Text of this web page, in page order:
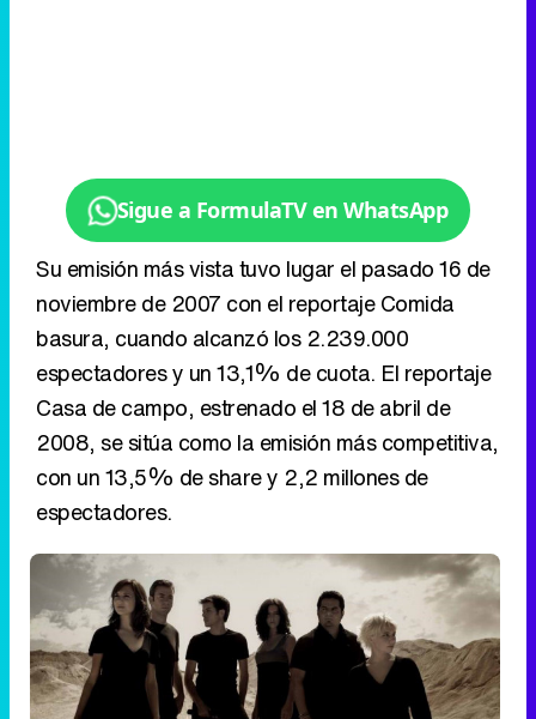
Sigue a FormulaTV en WhatsApp
Su emisión más vista tuvo lugar el pasado 16 de
noviembre de 2007 con el reportaje Comida
basura, cuando alcanzó los 2.239.000
espectadores y un 13,1% de cuota. El reportaje
Casa de campo, estrenado el 18 de abril de
2008, se sitúa como la emisión más competitiva,
con un 13,5% de share y 2,2 millones de
espectadores.